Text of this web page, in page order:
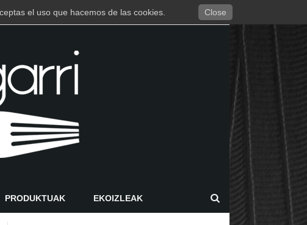
PRODUKTUAK EKOIZLEAK
el uso que hacemos de las cookies. Close